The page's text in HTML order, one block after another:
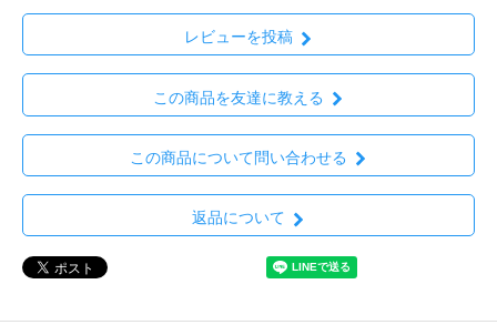
レビューを投稿
この商品を友達に教える
この商品について問い合わせる
返品について